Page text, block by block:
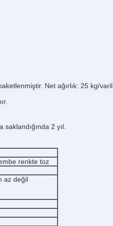
Net ağırlık: 25 kg/varil
2 yıl.
renkte toz
az değil